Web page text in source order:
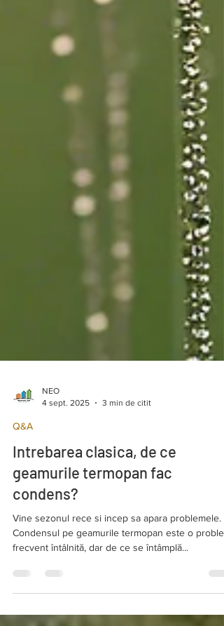
NEO
Q&A
Intrebarea clasica, de ce
geamurile termopan fac
condens?
Vine sezonul rece si incep sa apara problemele.
Condensul pe geamurile termopan este o